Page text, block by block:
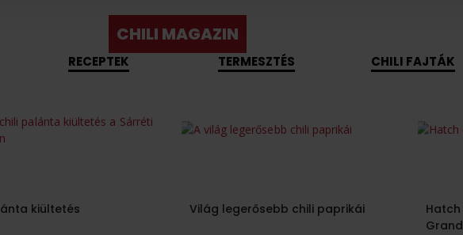
CHILI MAGAZIN
RECEPTEK TERMESZTÉS CHILI FAJTÁK
kiültetés Világ legerősebb chili paprikái
Hatch